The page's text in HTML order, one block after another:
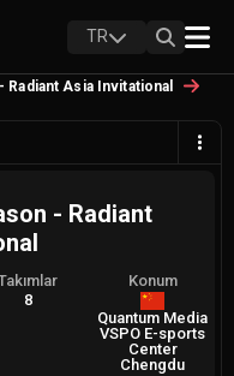
TR
Radiant Asia Invitational
- Radiant
8
Konum
Quantum Media
VSPO E-sports
Center
Chengdu